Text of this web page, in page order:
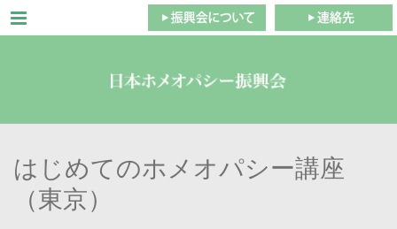
Menu
はじめてのホメオパシー講座
（東京）